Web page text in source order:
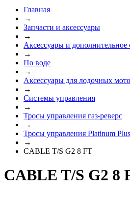
Главная
→
Запчасти и аксессуары
→
Аксессуары и дополнительное
→
По воде
→
Аксессуары для лодочных
→
Системы управления
→
Тросы управления газ-реверс
→
Тросы управления Platinum
→
CABLE T/S G2 8 FT
CABLE T/S G2 8